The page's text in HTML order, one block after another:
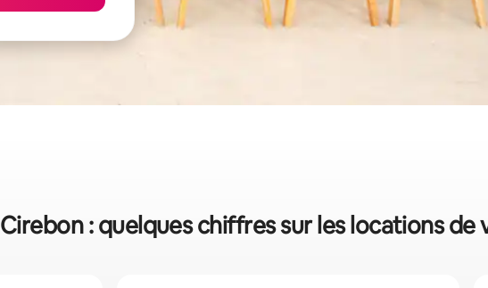
Cirebon : quelques chiffres sur les locations de